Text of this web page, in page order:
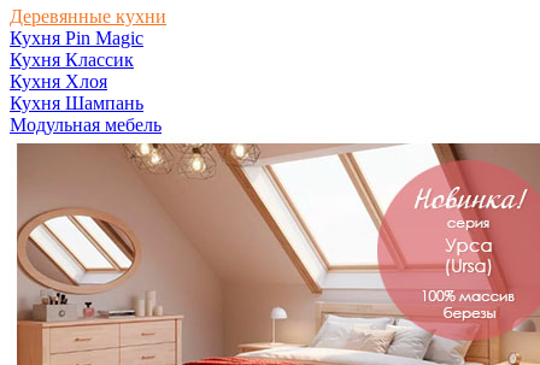
Деревянные кухни
Кухня Pin Magic
Кухня Классик
Кухня Хлоя
Кухня Шампань
Модульная мебель